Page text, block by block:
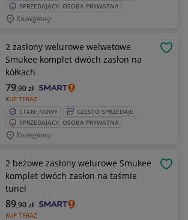
SPRZEDAJĄCY: OSOBA PRYWATNA
Koziegłowy
2 zasłony welurowe welwetowe
Smukee komplet dwóch zasłon na
kółkach
KUP TERAZ
79,90zł
STAN: NOWY
CZĘSTO SPRZEDAJE
SPRZEDAJĄCY: OSOBA PRYWATNA
Koziegłowy
2 beżowe zasłony welurowe Smukee
komplet dwóch zasłon na taśmie
tunel
KUP TERAZ
89,90zł